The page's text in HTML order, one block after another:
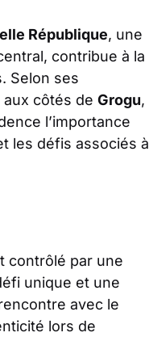
République, une
contribue à la
Selon ses
aux côtés de Grogu,
l’importance
les défis associés à
contrôlé par une
unique et une
avec le
lors de